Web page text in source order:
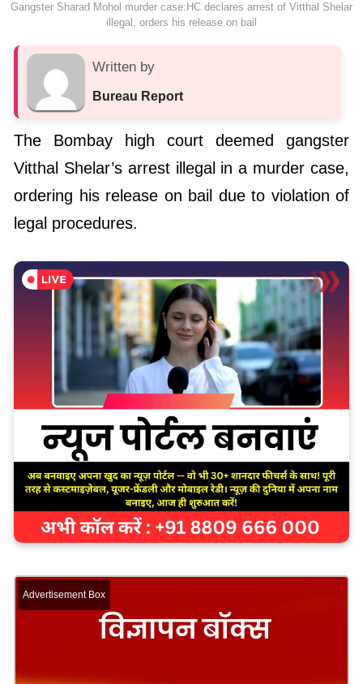
Gangster Sharad Mohol murder case:HC declares arrest of Vitthal Shelar
illegal, orders his release on bail
Written by
Bureau Report
The Bombay high court deemed gangster
Vitthal Shelar’s arrest illegal in a murder case,
ordering his release on bail due to violation of
legal procedures.
Advertisement Box